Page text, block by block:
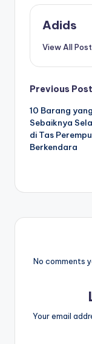
Adids
View All
Post
Previous Post
10 Barang yang
Sebaiknya
di Tas
Berkendara
No comments
Your email